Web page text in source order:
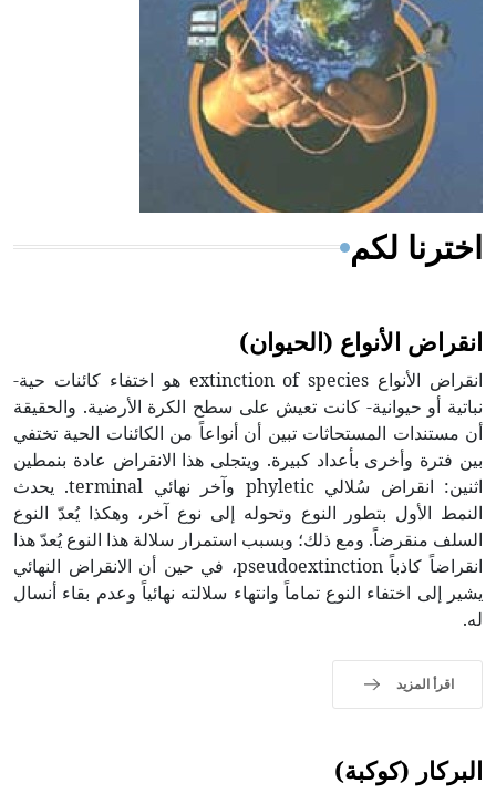
- هل تعلم أن المرجان إفراز حيواني يتكون في البحر ويتركب
من مادة كربونات الكلسيوم، وهو أحمر أو شديد الحمرة وهو
أجود أنواعه، ويمتاز بكبر الحجم ويسمى الش
اخترنا لكم
انقراض الأنواع (الحيوان)
انقراض الأنواع extinction of species هو اختفاء كائنات حية-
نباتية أو حيوانية- كانت تعيش على سطح الكرة الأرضية. والحقيقة
أن مستندات المستحاثات تبين أن أنواعاً من الكائنات الحية تختفي
بين فترة وأخرى بأعداد كبيرة. ويتجلى هذا الانقراض عادة بنمطين
اثنين: انقراض سُلالي phyletic وآخر نهائي terminal. يحدث
النمط الأول بتطور النوع وتحوله إلى نوع آخر، وهكذا يُعدّ النوع
السلف منقرضاً. ومع ذلك؛ وبسبب استمرار سلالة هذا النوع يُعدّ هذا
انقراضاً كاذباً pseudoextinction، في حين أن الانقراض النهائي
يشير إلى اختفاء النوع تماماً وانتهاء سلالته نهائياً وعدم بقاء أنسال
له.
اقرأ المزيد
البركار (كوكبة)